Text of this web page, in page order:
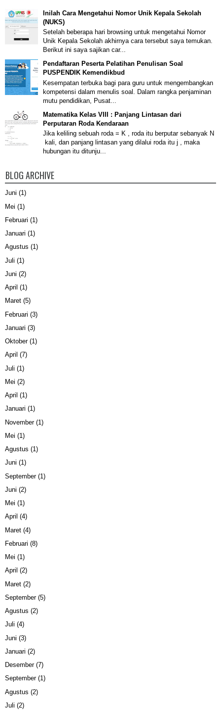
Inilah Cara Mengetahui Nomor Unik Kepala Sekolah
(NUKS)
Setelah beberapa hari browsing untuk mengetahui Nomor
Unik Kepala Sekolah akhirnya cara tersebut saya temukan.
Berikut ini saya sajikan car...
Pendaftaran Peserta Pelatihan Penulisan Soal
PUSPENDIK Kemendikbud
Kesempatan terbuka bagi para guru untuk mengembangkan
kompetensi dalam menulis soal. Dalam rangka penjaminan
mutu pendidikan, Pusat...
Matematika Kelas VIII : Panjang Lintasan dari
Perputaran Roda Kendaraan
Jika keliling sebuah roda = K , roda itu berputar sebanyak N
kali, dan panjang lintasan yang dilalui roda itu j , maka
hubungan itu ditunju...
BLOG ARCHIVE
Juni (1)
Mei (1)
Februari (1)
Januari (1)
Agustus (1)
Juli (1)
Juni (2)
April (1)
Maret (5)
Februari (3)
Januari (3)
Oktober(1)
April (7)
Juli (1)
Mei (2)
April (1)
Januari (1)
November(1)
Mei (1)
Agustus (1)
Juni (1)
September(1)
Juni (2)
Mei (1)
April (4)
Maret (4)
Februari (8)
Mei (1)
April (2)
Maret (2)
September(5)
Agustus (2)
Juli (4)
Juni (3)
Januari (2)
Desember(7)
September(1)
Agustus (2)
Juli (2)